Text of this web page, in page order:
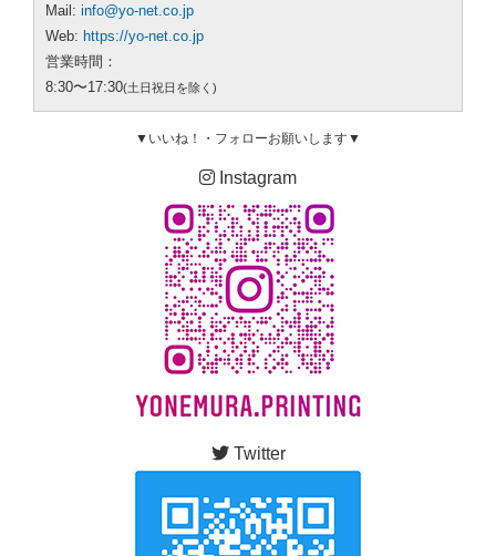
Mail: info@yo-net.co.jp
Web: https://yo-net.co.jp
営業時間：
8:30〜17:30(土日祝日を除く)
▼いいね！・フォローお願いします▼
Instagram
Twitter